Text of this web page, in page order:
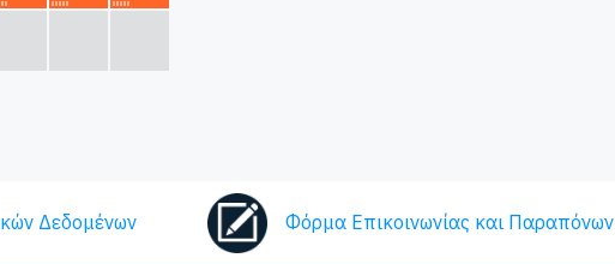
Δεδομένων Φόρμα Επικοινωνίας και Παραπόνων